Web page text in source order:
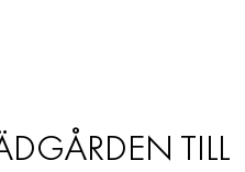
TILL